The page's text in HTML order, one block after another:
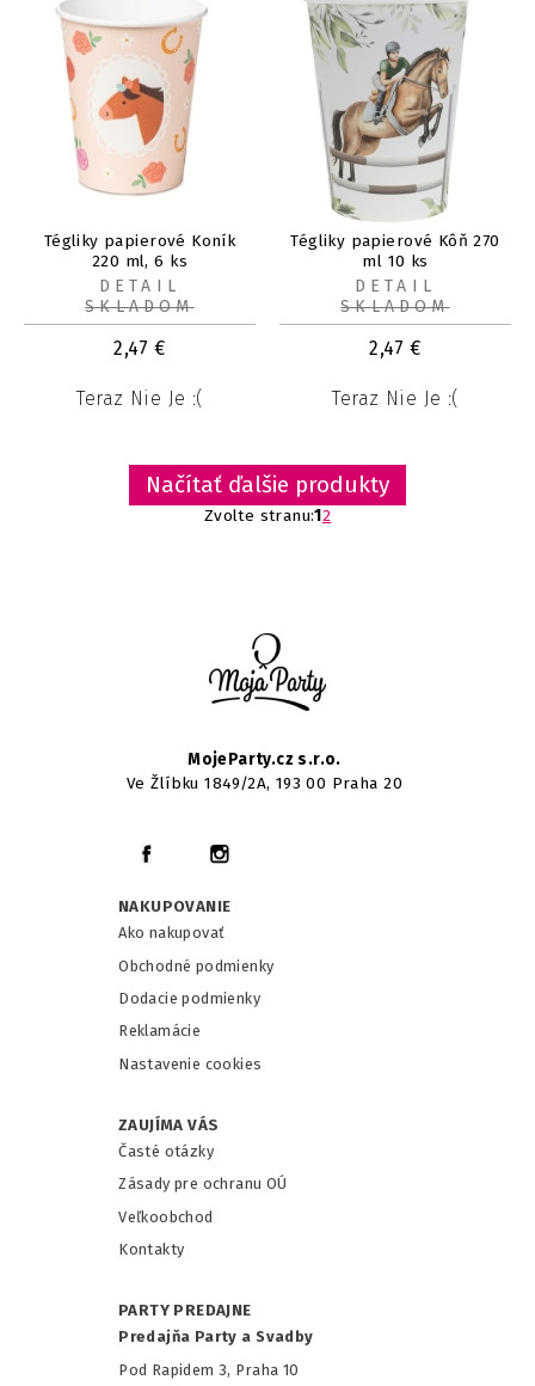
Tégliky papierové Koník
220 ml, 6 ks
2,47 €
Teraz Nie Je :(
DETAIL
SKLADOM
Tégliky papierové Kôň 270
ml 10 ks
2,47 €
Teraz Nie Je :(
DETAIL
SKLADOM
Načítať ďalšie produkty
Zvolte stranu:12
MojeParty.cz s.r.o.
Ve Žlíbku 1849/2A, 193 00 Praha 20
NAKUPOVANIE
Ako nakupovať
Obchodné podmienky
Dodacie podmienky
Reklamácie
Nastavenie cookies
ZAUJÍMA VÁS
Časté otázky
Zásady pre ochranu OÚ
Veľkoobchod
Kontakty
PARTY PREDAJNE
Predajňa Party a Svadby
Pod Rapidem 3, Praha 10